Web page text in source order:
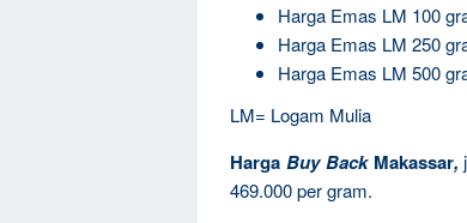
Harga Emas LM 100
Harga Emas LM 250
Harga Emas LM 500
LM= Logam Mulia
Harga Buy Back Makassar,
469.000 per gram.